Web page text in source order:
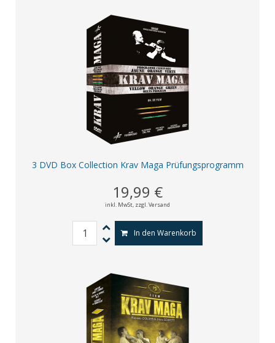
3 DVD Box Collection Krav Maga Prüfungsprogramm
19,99 €
inkl. MwSt, zzgl. Versand
In den Warenkorb